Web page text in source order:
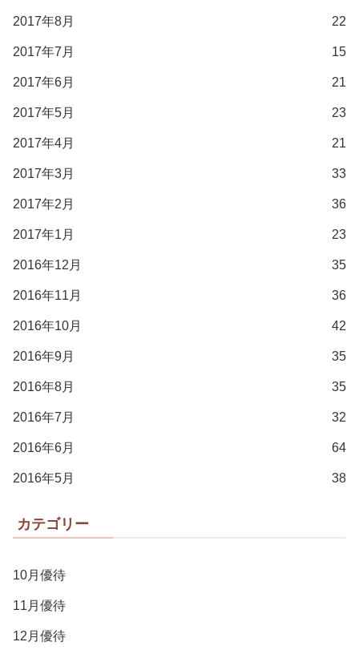
2017年8月 22
2017年7月 15
2017年6月 21
2017年5月 23
2017年4月 21
2017年3月 33
2017年2月 36
2017年1月 23
2016年12月 35
2016年11月 36
2016年10月 42
2016年9月 35
2016年8月 35
2016年7月 32
2016年6月 64
2016年5月 38
カテゴリー
10月優待
11月優待
12月優待